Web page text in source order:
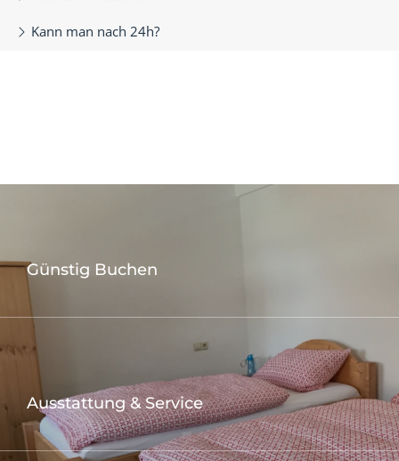
Kann man nach 24h?
Günstig Buchen
Ausstattung & Service